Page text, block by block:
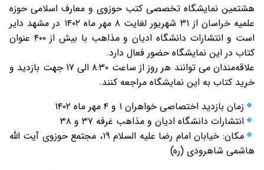
هشتمين نمایشگاه تخصصی کتب حوزوی و معارف اسلامی حوزه
علمیه خراسان از ۳۱ شهریور لغایت ۸ مهر ماه ١۴٠٢ در مشهد دایر
است و انتشارات دانشگاه ادیان و مذاهب با بیش از ۴٠٠ عنوان
کتاب در این نمایشگاه حضور فعال دارد.
علاقه‌مندان می توانند هر روز از ساعت ٨:٣٠ الی ١٧ جهت بازدید و
خرید کتاب به این نمایشگاه مراجعه کنند.
زمان بازدید اختصاصی خواهران ۱ و ۴ مهر ماه ١۴٠٢
انتشارات دانشگاه ادیان و مذاهب غرفه ۳٧ و ۳٨
مکان: خیابان امام رضا علیه السلام ١٩، مجتمع حوزوی آیت الله
هاشمی شاهرودی (ره)